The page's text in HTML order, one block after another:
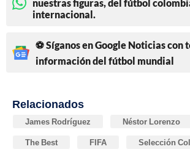
nuestras figuras, del fútbol
internacional.
⚽ Síganos en Google Noticias con
información del fútbol mundial
Relacionados
James Rodríguez Néstor Lorenzo
The Best FIFA Selección